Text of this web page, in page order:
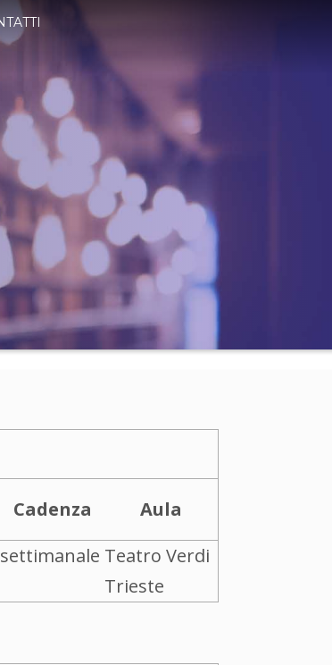
Cadenza
Aula
settimanale Teatro Verdi
Trieste